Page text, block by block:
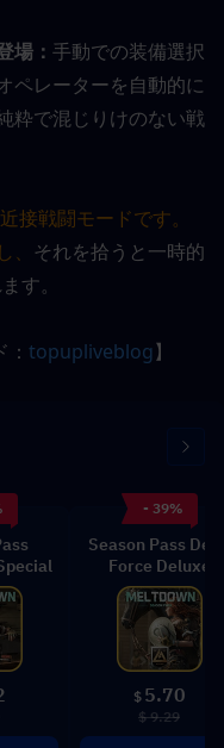
場： 手動での装備選択
ペレーターを自動的に
粋で混じりけのない戦
接戦闘モードです。
それを拾うと一時的
す。
topupliveblog】
- 39%
Season Pass
Force Deluxe
$ 5.70
$ 9.29